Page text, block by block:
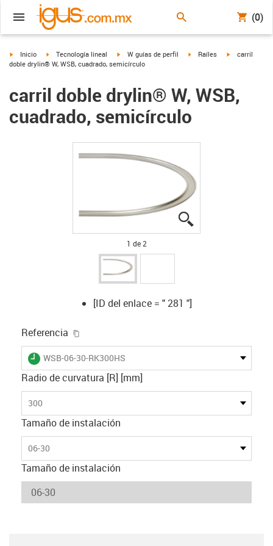
(0)
igus-icon-arrow-right
Inicio igus-icon-arrow-right
Tecnología lineal igus-icon-arrow-right
W guías de perfil igus-icon-arrow-right
Raíles igus-icon-
carril
doble drylin® W, WSB, cuadrado, semicírculo
carril doble drylin® W, WSB,
cuadrado, semicírculo
1 de 2
[ID del enlace = " 281 "]
Referencia
igus-icon-lieferzeit
WSB-06-30-RK300HS
Radio de curvatura [R] [mm]
300
Tamaño de instalación
06-30
Tamaño de instalación